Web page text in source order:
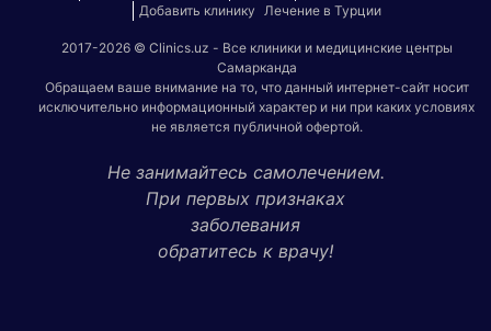
Добавить клинику
Лечение в Турции
2017-2026 © Clinics.uz - Все клиники и медицинские центры
Самарканда
Обращаем ваше внимание на то, что данный интернет-сайт носит
исключительно информационный характер и ни при каких условиях
не является публичной офертой.
Не занимайтесь самолечением.
При первых признаках
заболевания
обратитесь к врачу!